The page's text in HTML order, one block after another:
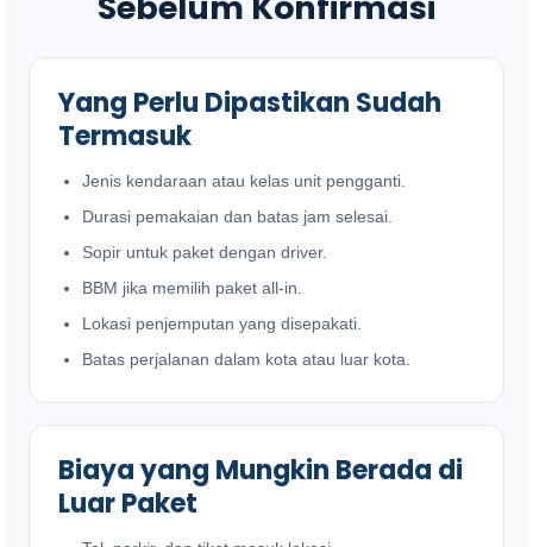
Yang Perlu Dipastikan Sudah
Termasuk
Jenis kendaraan atau kelas unit pengganti.
Durasi pemakaian dan batas jam selesai.
Sopir untuk paket dengan driver.
BBM jika memilih paket all-in.
Lokasi penjemputan yang disepakati.
Batas perjalanan dalam kota atau luar kota.
Biaya yang Mungkin Berada di
Luar Paket